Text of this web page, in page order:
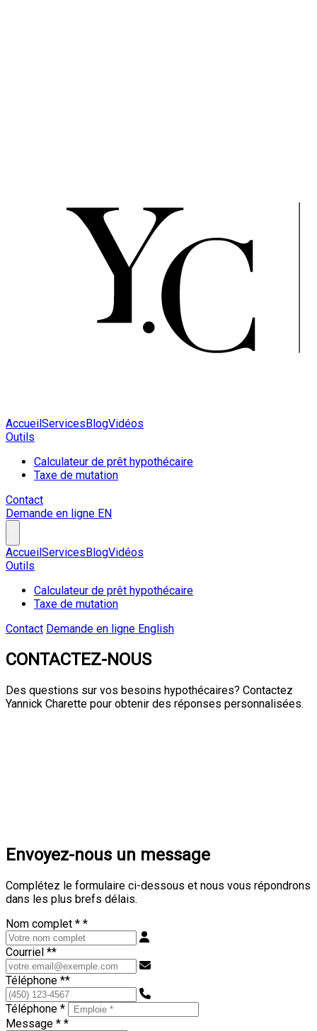
AccueilServicesBlogVidéos
Outils
Calculateur de prêt hypothécaire
Taxe de mutation
Contact
Demande en ligne EN
AccueilServicesBlogVidéos
Outils
Calculateur de prêt hypothécaire
Taxe de mutation
Contact Demande en ligne English
CONTACTEZ-NOUS
Des questions sur vos besoins hypothécaires? Contactez
Yannick Charette pour obtenir des réponses personnalisées.
Envoyez-nous un message
Complétez le formulaire ci-dessous et nous vous répondrons
dans les plus brefs délais.
Nom complet * *
Courriel **
Téléphone **
Téléphone *
Message * *